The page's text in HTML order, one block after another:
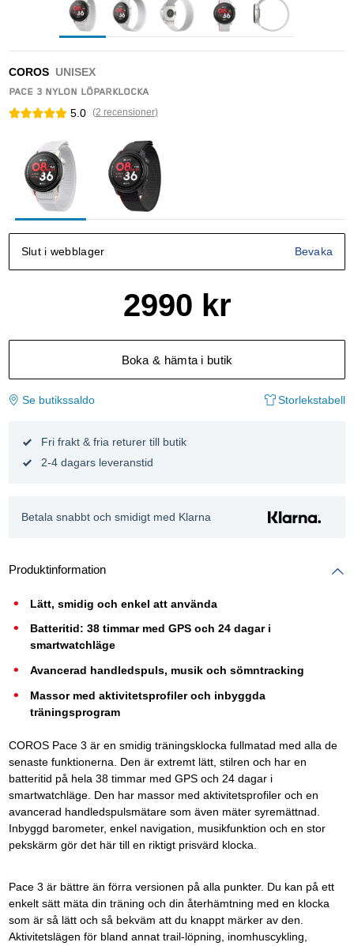
COROS UNISEX
PACE 3 NYLON LÖPARKLOCKA
5.0 (2 recensioner)
Slut i webblager Bevaka
2990 kr
Boka & hämta i butik
Se butikssaldo Storlekstabell
Fri frakt & fria returer till butik
2-4 dagars leveranstid
Betala snabbt och smidigt med Klarna
Produktinformation
Lätt, smidig och enkel att använda
Batteritid: 38 timmar med GPS och 24 dagar i
smartwatchläge
Avancerad handledspuls, musik och sömntracking
Massor med aktivitetsprofiler och inbyggda
träningsprogram
COROS Pace 3 är en smidig träningsklocka fullmatad med alla de
senaste funktionerna. Den är extremt lätt, stilren och har en
batteritid på hela 38 timmar med GPS och 24 dagar i
smartwatchläge. Den har massor med aktivitetsprofiler och en
avancerad handledspulsmätare som även mäter syremättnad.
Inbyggd barometer, enkel navigation, musikfunktion och en stor
pekskärm gör det här till en riktigt prisvärd klocka.
Pace 3 är bättre än förra versionen på alla punkter. Du kan på ett
enkelt sätt mäta din träning och din återhämtning med en klocka
som är så lätt och så bekväm att du knappt märker av den.
Aktivitetslägen för bland annat trail-löpning, inomhuscykling,